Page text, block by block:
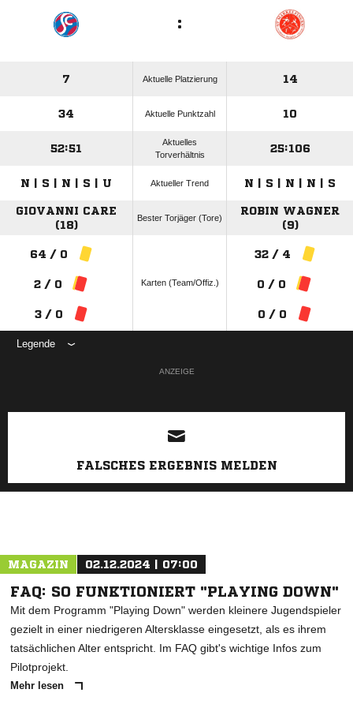
:
7 Aktuelle Platzierung 14
34 Aktuelle Punktzahl 10
52:51
Aktuelles
Torverhältnis
25:106
N | S | N | S | U Aktueller Trend N | S | N | N | S
GIOVANNI CARE
(18)
Bester Torjäger (Tore)
ROBIN WAGNER
(9)
64 / 0
2 / 0
3 / 0
Karten (Team/Offiz.)
32 / 4
0 / 0
0 / 0
Legende
ANZEIGE
FALSCHES ERGEBNIS MELDEN
MAGAZIN 02.12.2024 | 07:00
FAQ: SO FUNKTIONIERT "PLAYING DOWN"
Mit dem Programm "Playing Down" werden kleinere Jugendspieler
gezielt in einer niedrigeren Altersklasse eingesetzt, als es ihrem
tatsächlichen Alter entspricht. Im FAQ gibt's wichtige Infos zum
Pilotprojekt.
Mehr lesen